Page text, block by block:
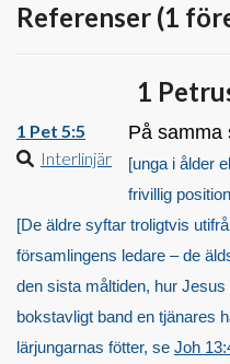
Referenser (1
1
1 Pet 5:5
Interlinjär
På samma
[unga i ålder
frivillig
[De äldre syftar troligtvis
församlingens ledare – de
den sista måltiden, hur
bokstavligt band en tjänares
lärjungarnas fötter, se Joh